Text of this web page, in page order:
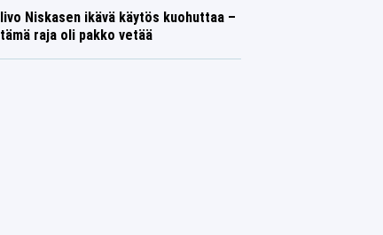
Iivo Niskasen ikävä käytös kuohuttaa –
tämä raja oli pakko vetää